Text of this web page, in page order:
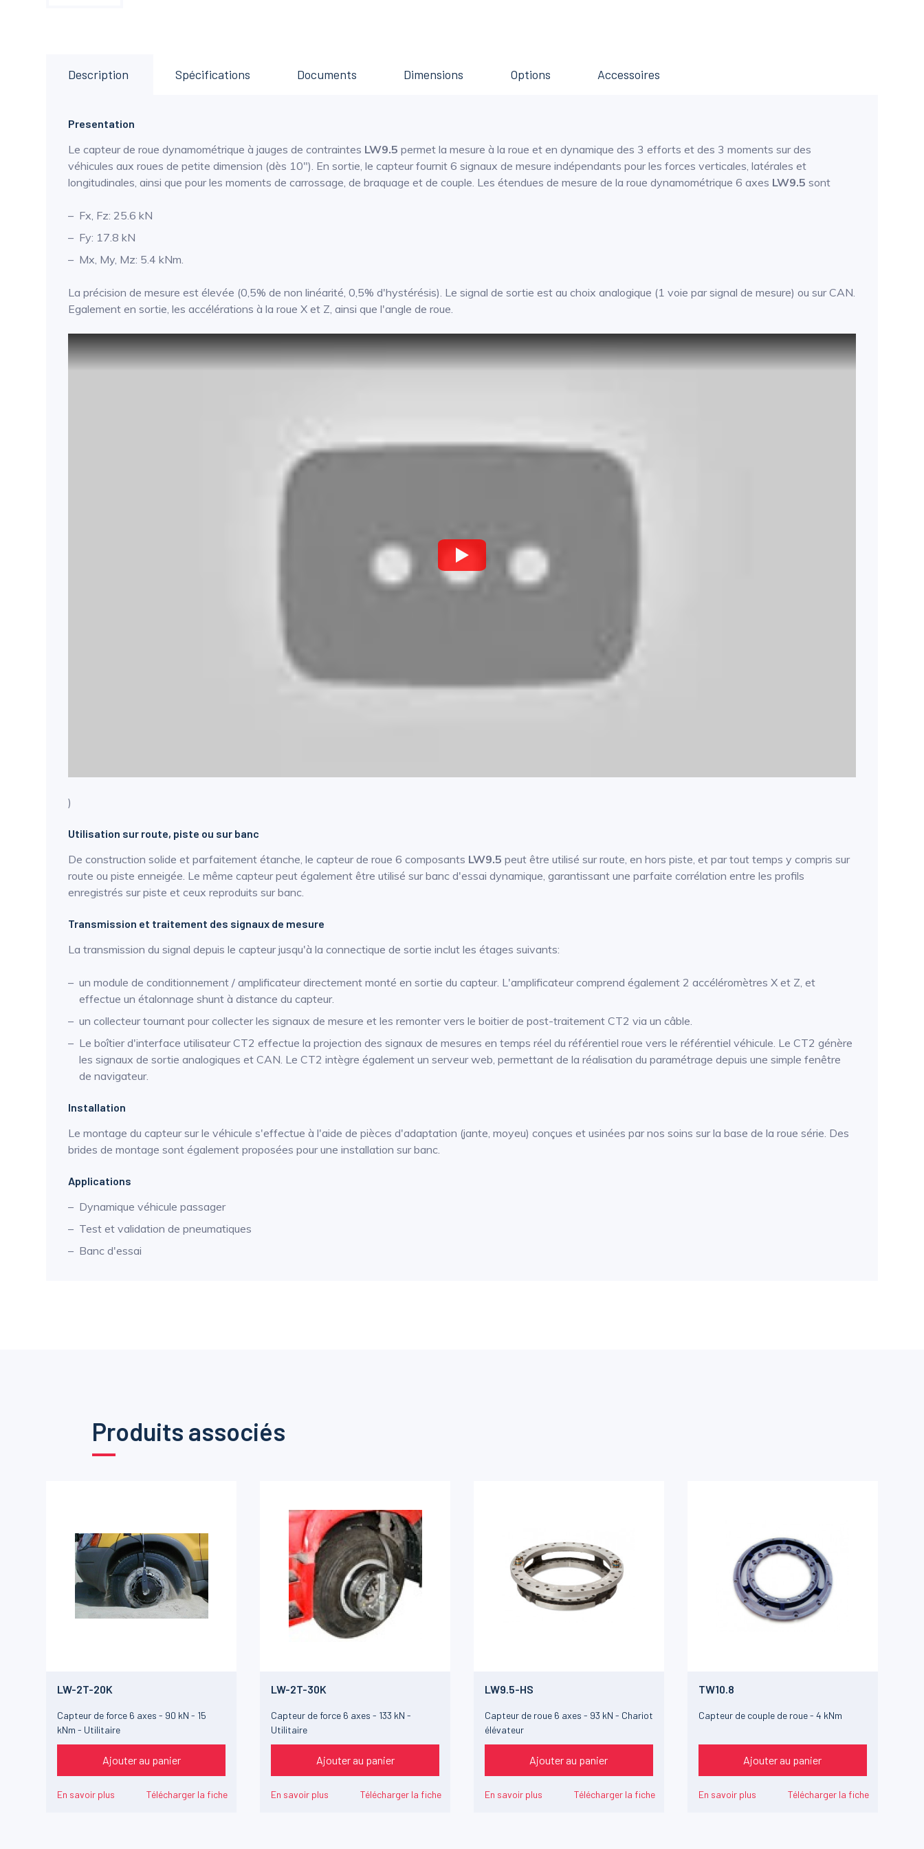
Description Spécifications Documents Dimensions Options Accessoires
Presentation
Le capteur de roue dynamométrique à jauges de contraintes LW9.5 permet la mesure à la roue et en dynamique des 3 efforts et des 3 moments sur des
véhicules aux roues de petite dimension (dès 10"). En sortie, le capteur fournit 6 signaux de mesure indépendants pour les forces verticales, latérales et
longitudinales, ainsi que pour les moments de carrossage, de braquage et de couple. Les étendues de mesure de la roue dynamométrique 6 axes LW9.5 sont
Fx, Fz: 25.6 kN
Fy: 17.8 kN
Mx, My, Mz: 5.4 kNm.
La précision de mesure est élevée (0,5% de non linéarité, 0,5% d'hystérésis). Le signal de sortie est au choix analogique (1 voie par signal de mesure) ou sur CAN.
Egalement en sortie, les accélérations à la roue X et Z, ainsi que l'angle de roue.
)
Utilisation sur route, piste ou sur banc
De construction solide et parfaitement étanche, le capteur de roue 6 composants LW9.5 peut être utilisé sur route, en hors piste, et par tout temps y compris sur
route ou piste enneigée. Le même capteur peut également être utilisé sur banc d'essai dynamique, garantissant une parfaite corrélation entre les profils
enregistrés sur piste et ceux reproduits sur banc.
Transmission et traitement des signaux de mesure
La transmission du signal depuis le capteur jusqu'à la connectique de sortie inclut les étages suivants:
un module de conditionnement / amplificateur directement monté en sortie du capteur. L'amplificateur comprend également 2 accéléromètres X et Z, et
effectue un étalonnage shunt à distance du capteur.
un collecteur tournant pour collecter les signaux de mesure et les remonter vers le boitier de post-traitement CT2 via un câble.
Le boîtier d'interface utilisateur CT2 effectue la projection des signaux de mesures en temps réel du référentiel roue vers le référentiel véhicule. Le CT2 génère
les signaux de sortie analogiques et CAN. Le CT2 intègre également un serveur web, permettant de la réalisation du paramétrage depuis une simple fenêtre
de navigateur.
Installation
Le montage du capteur sur le véhicule s'effectue à l'aide de pièces d'adaptation (jante, moyeu) conçues et usinées par nos soins sur la base de la roue série. Des
brides de montage sont également proposées pour une installation sur banc.
Applications
Dynamique véhicule passager
Test et validation de pneumatiques
Banc d'essai
Produits associés
LW-2T-20K
Capteur de force 6 axes - 90 kN - 15
kNm - Utilitaire
Ajouter au panier
En savoir plus Télécharger la fiche
LW-2T-30K
Capteur de force 6 axes - 133 kN -
Utilitaire
Ajouter au panier
En savoir plus Télécharger la fiche
LW9.5-HS
Capteur de roue 6 axes - 93 kN - Chariot
élévateur
Ajouter au panier
En savoir plus Télécharger la fiche
TW10.8
Capteur de couple de roue - 4 kNm
Ajouter au panier
En savoir plus Télécharger la fiche